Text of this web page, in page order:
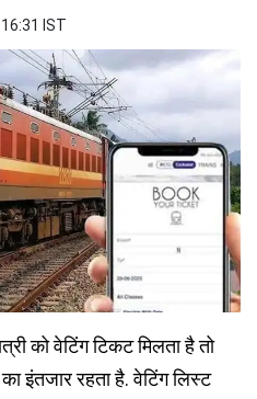
IST
को वेटिंग टिकट मिलता है तो
इंतजार रहता है. वेटिंग लिस्ट